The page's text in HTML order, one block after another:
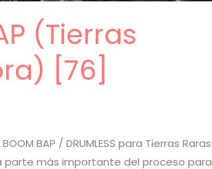
(Tierras
[76]
BAP / DRUMLESS para Tierras Raras
parte más importante del proceso para